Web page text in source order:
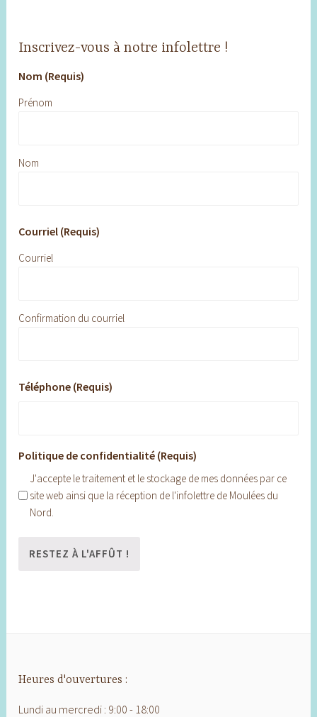
Inscrivez-vous à notre infolettre !
Nom (Requis)
Prénom
Nom
Courriel (Requis)
Courriel
Confirmation du courriel
Téléphone (Requis)
Politique de confidentialité (Requis)
J'accepte le traitement et le stockage de mes données par ce
site web ainsi que la réception de l'infolettre de Moulées du
Nord.
Heures d'ouvertures :
Lundi au mercredi : 9:00 - 18:00